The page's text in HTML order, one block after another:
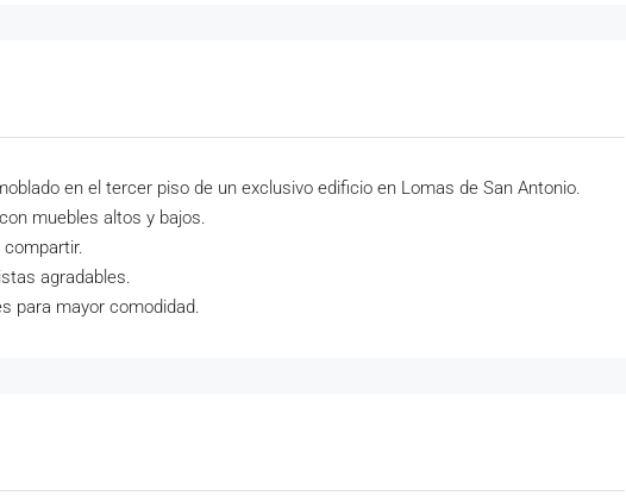
en el tercer piso de un exclusivo edificio en Lomas de San Antonio.
muebles altos y bajos.
agradables.
para mayor comodidad.